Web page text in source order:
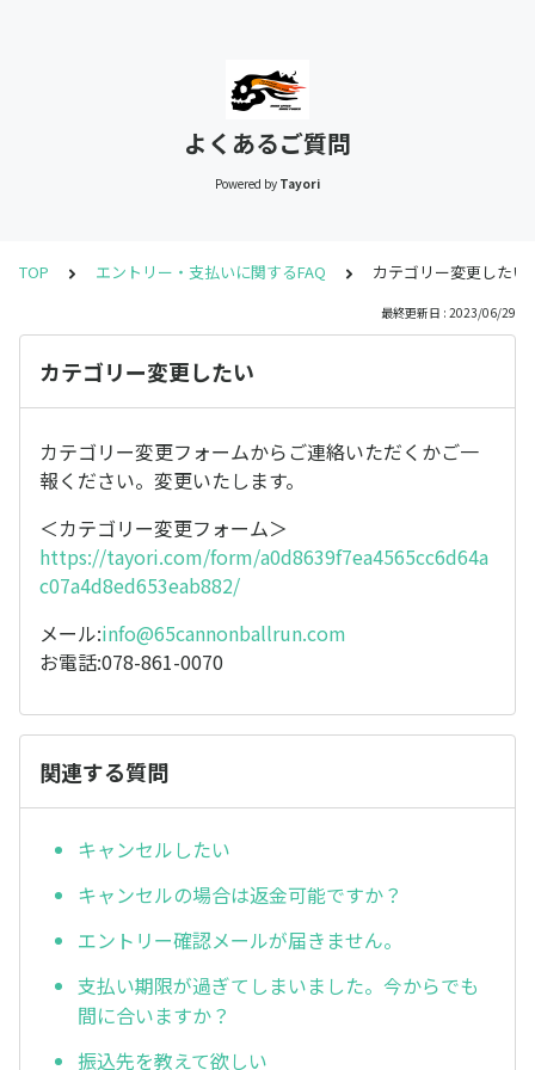
よくあるご質問
Powered by Tayori
TOP エントリー・支払いに関するFAQ カテゴリー変更したい
最終更新日 : 2023/06/29
カテゴリー変更したい
カテゴリー変更フォームからご連絡いただくかご一
報ください。変更いたします。
＜カテゴリー変更フォーム＞
https://tayori.com/form/a0d8639f7ea4565cc6d64a
c07a4d8ed653eab882/
メール:info@65cannonballrun.com
お電話:078-861-0070
関連する質問
キャンセルしたい
キャンセルの場合は返金可能ですか？
エントリー確認メールが届きません。
支払い期限が過ぎてしまいました。今からでも
間に合いますか？
振込先を教えて欲しい